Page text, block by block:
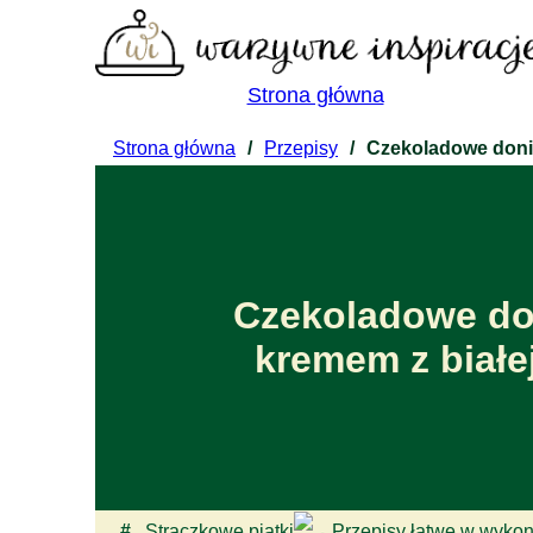
Strona główna
Strona główna / Przepisy / Czekoladowe
Czekoladowe
kremem z